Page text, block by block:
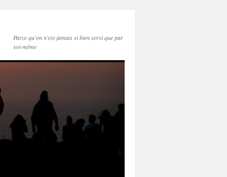
Parce qu'on n'est jamais si bien servi que par
soi-même